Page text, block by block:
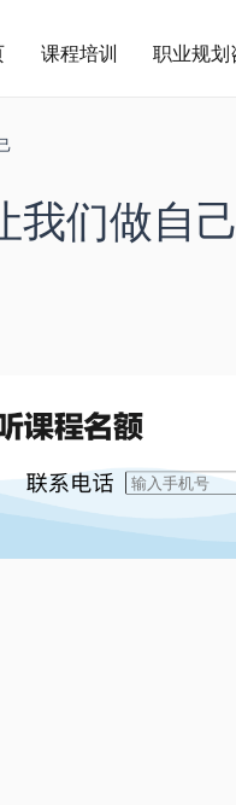
课程培训 职业规划
我们做自